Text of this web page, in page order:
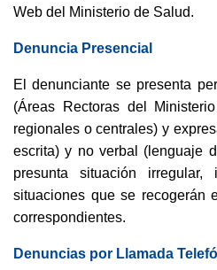
Web del Ministerio de Salud.
Denuncia Presencial
El denunciante se presenta
(Áreas Rectoras del
regionales o centrales) y
escrita) y no verbal (lenguaje
presunta situación
situaciones que se recogerán
correspondientes.
Denuncias por Llamada